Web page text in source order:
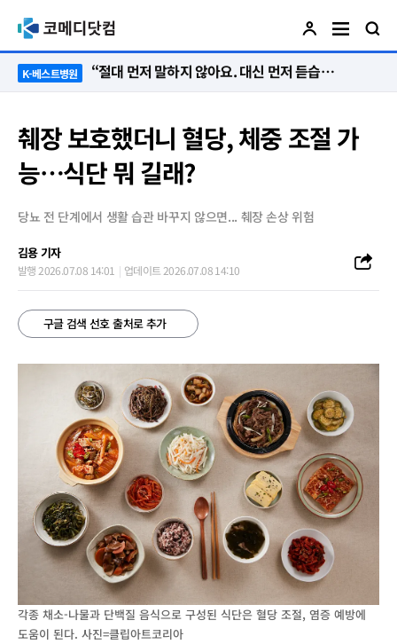
K-베스트병원 “절대 먼저 말하지 않아요. 대신 먼저 듣습니다”
췌장 보호했더니 혈당, 체중 조절 가
능…식단 뭐 길래?
당뇨 전 단계에서 생활 습관 바꾸지 않으면... 췌장 손상 위험
김용 기자
발행 2026.07.08 14:01 업데이트 2026.07.08 14:10
구글 검색 선호 출처로 추가
각종 채소-나물과 단백질 음식으로 구성된 식단은 혈당 조절, 염증 예방에
도움이 된다. 사진=클립아트코리아